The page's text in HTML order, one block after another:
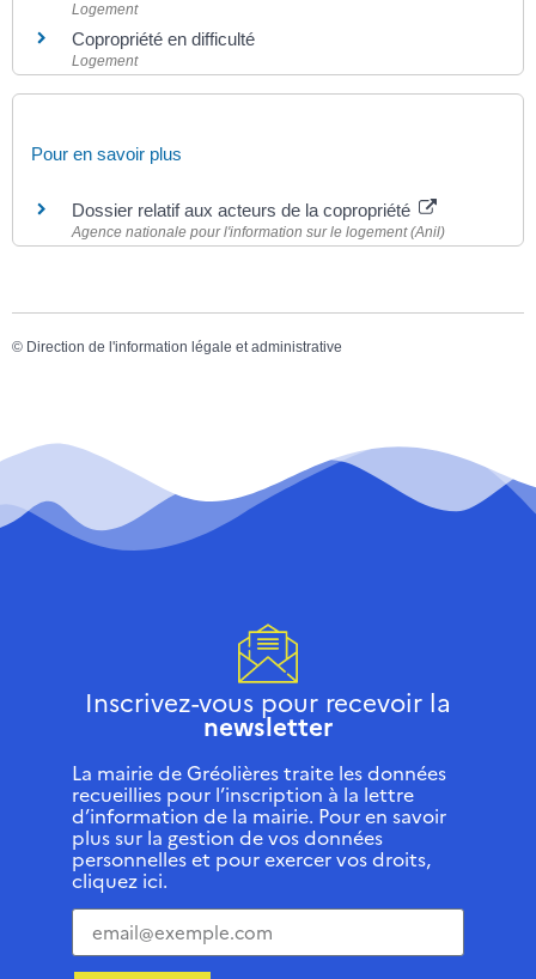
Logement
Copropriété en difficulté
Logement
Pour en savoir plus
Dossier relatif aux acteurs de la copropriété
Agence nationale pour l'information sur le logement (Anil)
© Direction de l'information légale et administrative
Inscrivez-vous pour recevoir la
newsletter
La mairie de Gréolières traite les données
recueillies pour l’inscription à la lettre
d’information de la mairie. Pour en savoir
plus sur la gestion de vos données
personnelles et pour exercer vos droits,
cliquez ici.